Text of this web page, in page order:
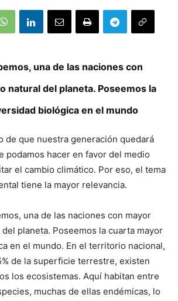
una de las naciones con
natural del planeta. Poseemos la
biológica en el mundo
de que nuestra generación quedará
podamos hacer en favor del medio
el cambio climático. Por eso, el tema
tiene la mayor relevancia.
una de las naciones con mayor
planeta. Poseemos la cuarta mayor
en el mundo. En el territorio nacional,
de la superficie terrestre, existen
los ecosistemas. Aquí habitan entre
muchas de ellas endémicas, lo